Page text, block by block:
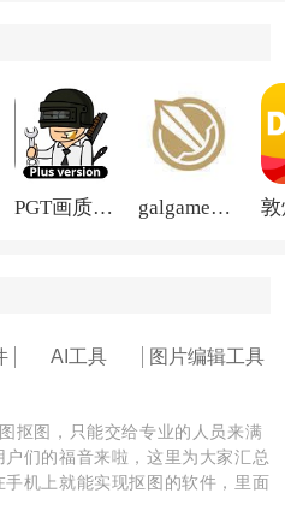
PGT画质助手旧版 galgame游戏盒子2026
AI工具 图片编辑工具
抠图，只能交给专业的人员来满
们的福音来啦，这里为大家汇总
机上就能实现抠图的软件，里面